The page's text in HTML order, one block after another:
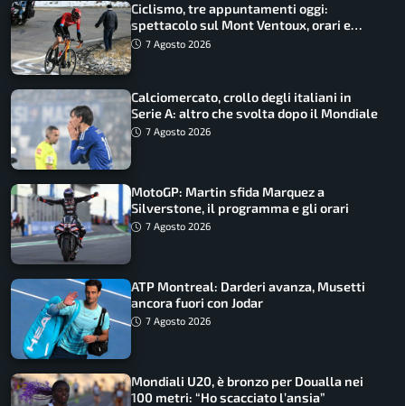
Ciclismo, tre appuntamenti oggi:
spettacolo sul Mont Ventoux, orari e
come vederli
7 Agosto 2026
Calciomercato, crollo degli italiani in
Serie A: altro che svolta dopo il Mondiale
7 Agosto 2026
MotoGP: Martin sfida Marquez a
Silverstone, il programma e gli orari
7 Agosto 2026
ATP Montreal: Darderi avanza, Musetti
ancora fuori con Jodar
7 Agosto 2026
Mondiali U20, è bronzo per Doualla nei
100 metri: “Ho scacciato l’ansia”